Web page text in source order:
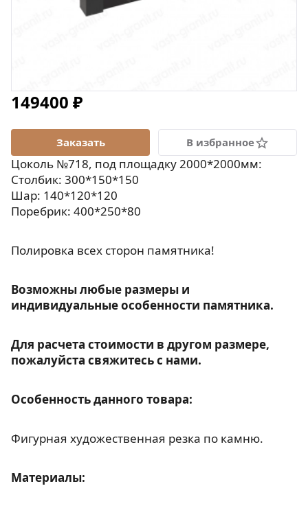
149400 ₽
В избранное
Цоколь №718, под площадку 2000*2000мм:
Столбик: 300*150*150
Шар: 140*120*120
Поребрик: 400*250*80
Полировка всех сторон памятника!
Возможны любые размеры и
индивидуальные особенности памятника.
Для расчета стоимости в другом размере,
пожалуйста свяжитесь с нами.
Особенность данного товара:
Фигурная художественная резка по камню.
Материалы: